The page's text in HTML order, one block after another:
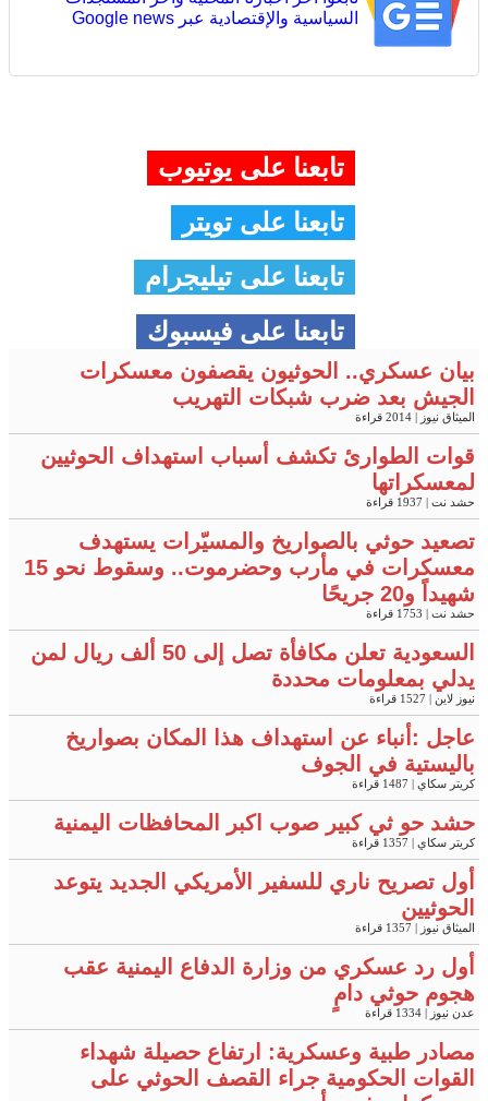
السياسية والإقتصادية عبر Google news
تابعنا على يوتيوب
تابعنا على تويتر
تابعنا على تيليجرام
تابعنا على فيسبوك
بيان عسكري.. الحوثيون يقصفون معسكرات
الجيش بعد ضرب شبكات التهريب
الميثاق نيوز | 2014 قراءة
قوات الطوارئ تكشف أسباب استهداف الحوثيين
لمعسكراتها
حشد نت | 1937 قراءة
تصعيد حوثي بالصواريخ والمسيّرات يستهدف
معسكرات في مأرب وحضرموت.. وسقوط نحو 15
شهيداً و20 جريحًا
حشد نت | 1753 قراءة
السعودية تعلن مكافأة تصل إلى 50 ألف ريال لمن
يدلي بمعلومات محددة
نيوز لاين | 1527 قراءة
عاجل :أنباء عن استهداف هذا المكان بصواريخ
باليستية في الجوف
كريتر سكاي | 1487 قراءة
حشد حو ثي كبير صوب اكبر المحافظات اليمنية
كريتر سكاي | 1357 قراءة
أول تصريح ناري للسفير الأمريكي الجديد يتوعد
الحوثيين
الميثاق نيوز | 1357 قراءة
أول رد عسكري من وزارة الدفاع اليمنية عقب
هجوم حوثي دامٍ
عدن نيوز | 1334 قراءة
مصادر طبية وعسكرية: ارتفاع حصيلة شهداء
القوات الحكومية جراء القصف الحوثي على